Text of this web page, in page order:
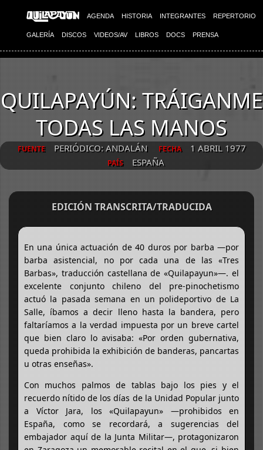
AGENDA HISTORIA INTEGRANTES REPERTORIO
GALERÍA DISCOS VIDEOS/AV LIBROS DOCS PRENSA
QUILAPAYÚN: TRÁIGANME
TODAS LAS MANOS
FUENTE PERIÓDICO: ANDALÁN FECHA 1 ABRIL 1977
PAÍS ESPAÑA
EDICIÓN TRANSCRITA/TRADUCIDA
En una única actuación de 40 duros por barba —por
barba asistencial, no por cada una de las «Tres
Barbas», traducción castellana de «Quilapayun»—. el
excelente conjunto chileno del pre-pinochetismo
actuó la pasada semana en un polideportivo de La
Salle, íbamos a decir lleno hasta la bandera, pero
faltaríamos a la verdad impuesta por un breve cartel
que bien claro lo avisaba: «Por orden gubernativa,
queda prohibida la exhibición de banderas, pancartas
u otras enseñas».
Con muchos palmos de tablas bajo los pies y el
recuerdo nítido de los días de la Unidad Popular junto
a Víctor Jara, los «Quilapayun» —prohibidos en
España, como se recordará, a sugerencias del
embajador aquí de la Junta Militar—, protagonizaron